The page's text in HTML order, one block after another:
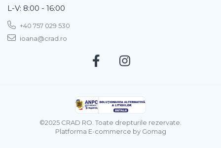
L-V: 8:00 - 16:00
+40 757 029 530
ioana@crad.ro
©2025 CRAD RO. Toate drepturile rezervate.
Platforma E-commerce by Gomag